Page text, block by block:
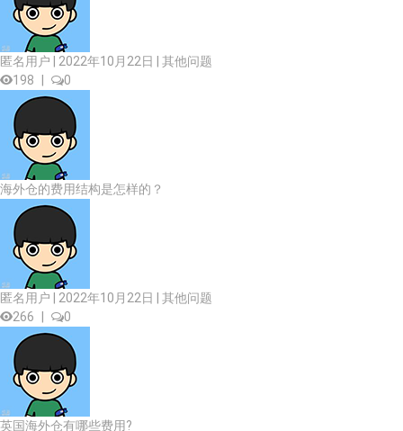
匿名用户 | 2022年10月22日 | 其他问题
198
0
海外仓的费用结构是怎样的？
匿名用户 | 2022年10月22日 | 其他问题
266
0
英国海外仓有哪些费用?